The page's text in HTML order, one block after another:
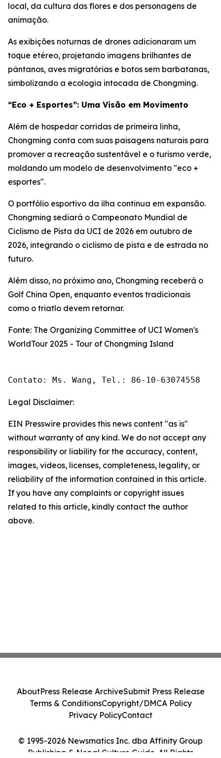
local, da cultura das flores e dos personagens de
animação.
As exibições noturnas de drones adicionaram um
toque etéreo, projetando imagens brilhantes de
pântanos, aves migratórias e botos sem barbatanas,
simbolizando a ecologia intocada de Chongming.
“Eco + Esportes”: Uma Visão em Movimento
Além de hospedar corridas de primeira linha,
Chongming conta com suas paisagens naturais para
promover a recreação sustentável e o turismo verde,
moldando um modelo de desenvolvimento "eco +
esportes".
O portfólio esportivo da ilha continua em expansão.
Chongming sediará o Campeonato Mundial de
Ciclismo de Pista da UCI de 2026 em outubro de
2026, integrando o ciclismo de pista e de estrada no
futuro.
Além disso, no próximo ano, Chongming receberá o
Golf China Open, enquanto eventos tradicionais
como o triatlo devem retornar.
Fonte: The Organizing Committee of UCI Women's
WorldTour 2025 - Tour of Chongming Island
Contato: Ms. Wang, Tel.: 86-10-63074558
Legal Disclaimer:
EIN Presswire provides this news content "as is"
without warranty of any kind. We do not accept any
responsibility or liability for the accuracy, content,
images, videos, licenses, completeness, legality, or
reliability of the information contained in this article.
If you have any complaints or copyright issues
related to this article, kindly contact the author
above.
© 1995-2026 Newsmatics Inc. dba Affinity Group
Publishing & Nepal Culture Guide. All Rights
AboutPress Release ArchiveSubmit Press Release
Terms & ConditionsCopyright/DMCA Policy
Privacy PolicyContact